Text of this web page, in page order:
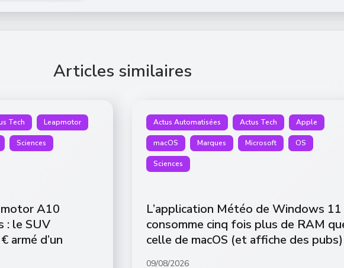
Articles similaires
Tech Leapmotor
Sciences
A10
: le SUV
armé d’un
Actus Automatisées Actus Tech Apple
macOS Marques Microsoft OS
Sciences
L’application Météo de Windows 11
consomme cinq fois plus de RAM
celle de macOS (et affiche des pubs)
09/08/2026